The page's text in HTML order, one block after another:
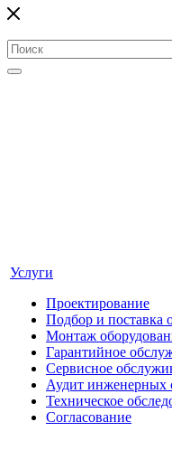
Услуги
Проектирование
Подбор и поставка
Монтаж
Гарантийное
Сервисное
Аудит инженерных
Техническое
Согласование